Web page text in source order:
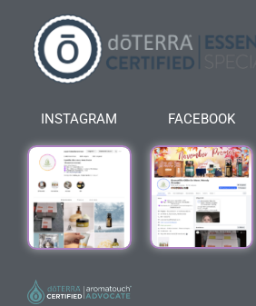
INSTAGRAM FACEBOOK